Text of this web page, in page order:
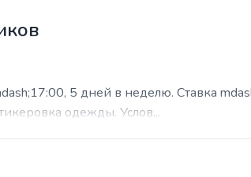
5 дней в неделю. Ставка
одежды. Услов...